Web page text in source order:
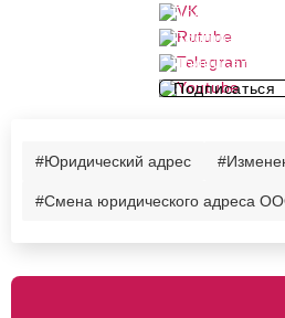
Подписаться
Подписаться
Подписаться
Подписаться
#Юридический адрес
#Смена юридического адреса